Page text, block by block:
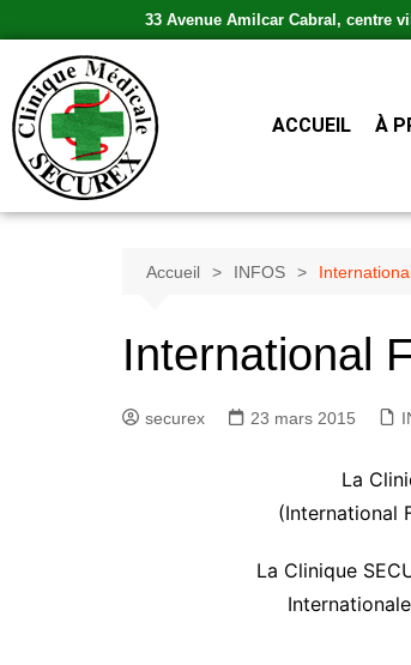
33 Avenue Amilcar Cabral, centre
ACCUEIL À
Accueil INFOS
International
securex 23 mars 2015
La
(International
La Clinique